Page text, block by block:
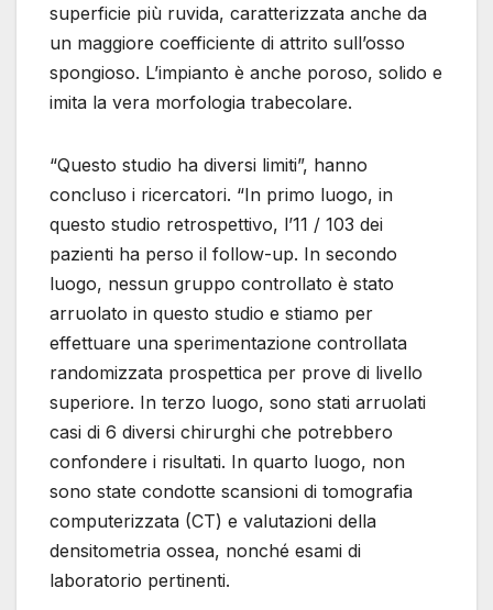
superficie più ruvida, caratterizzata anche da
un maggiore coefficiente di attrito sull’osso
spongioso. L’impianto è anche poroso, solido e
imita la vera morfologia trabecolare.
“Questo studio ha diversi limiti”, hanno
concluso i ricercatori. “In primo luogo, in
questo studio retrospettivo, l’11 / 103 dei
pazienti ha perso il follow-up. In secondo
luogo, nessun gruppo controllato è stato
arruolato in questo studio e stiamo per
effettuare una sperimentazione controllata
randomizzata prospettica per prove di livello
superiore. In terzo luogo, sono stati arruolati
casi di 6 diversi chirurghi che potrebbero
confondere i risultati. In quarto luogo, non
sono state condotte scansioni di tomografia
computerizzata (CT) e valutazioni della
densitometria ossea, nonché esami di
laboratorio pertinenti.